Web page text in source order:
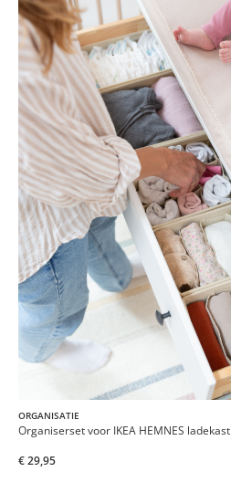
ORGANISATIE
Organiserset voor IKEA HEMNES ladekast
€ 29,95